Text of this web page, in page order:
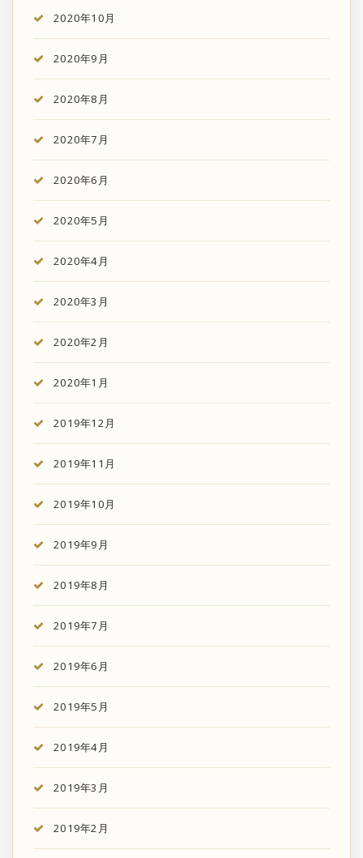
2020年10月
2020年9月
2020年8月
2020年7月
2020年6月
2020年5月
2020年4月
2020年3月
2020年2月
2020年1月
2019年12月
2019年11月
2019年10月
2019年9月
2019年8月
2019年7月
2019年6月
2019年5月
2019年4月
2019年3月
2019年2月